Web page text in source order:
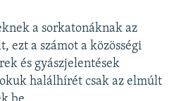
a sorkatonáknak az
ezt a számot a közösségi
és gyászjelentések
halálhírét csak az elmúlt